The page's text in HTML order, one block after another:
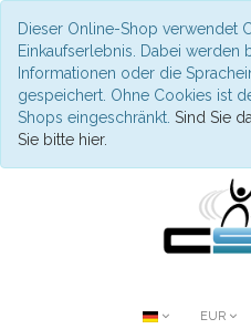
Dieser Online-Shop verwendet
Einkaufserlebnis. Dabei werden
Informationen oder die
gespeichert. Ohne Cookies ist
Shops eingeschränkt. Sind Sie
Sie bitte hier.
EUR